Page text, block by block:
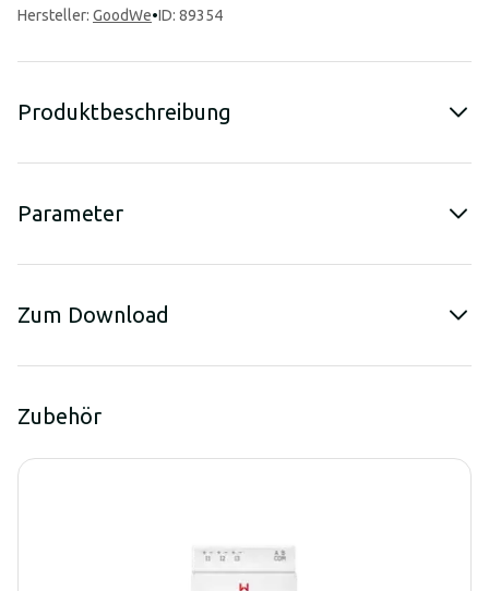
Hersteller: GoodWe•ID: 89354
Produktbeschreibung
Parameter
Zum Download
Zubehör